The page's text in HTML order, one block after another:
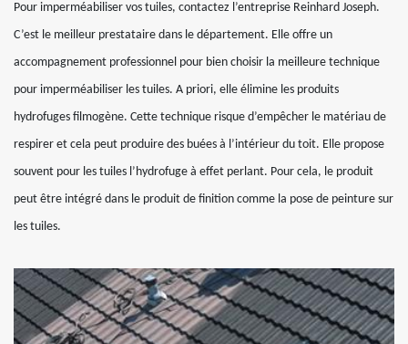
Pour imperméabiliser vos tuiles, contactez l’entreprise Reinhard Joseph.
C’est le meilleur prestataire dans le département. Elle offre un
accompagnement professionnel pour bien choisir la meilleure technique
pour imperméabiliser les tuiles. A priori, elle élimine les produits
hydrofuges filmogène. Cette technique risque d’empêcher le matériau de
respirer et cela peut produire des buées à l’intérieur du toit. Elle propose
souvent pour les tuiles l’hydrofuge à effet perlant. Pour cela, le produit
peut être intégré dans le produit de finition comme la pose de peinture sur
les tuiles.